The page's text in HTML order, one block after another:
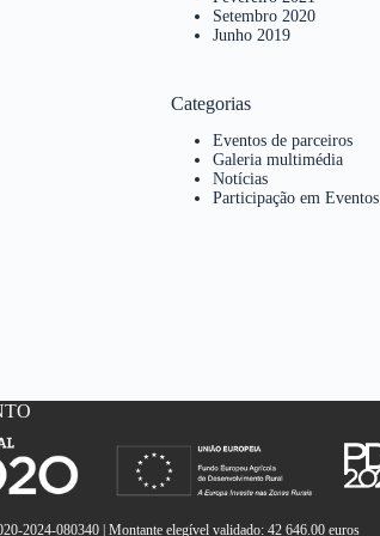
Setembro 2020
Junho 2019
Categorias
Eventos de parceiros
Galeria multimédia
Notícias
Participação em Eventos
2024-080340 | Montante elegível validado: 42 646.00 euros